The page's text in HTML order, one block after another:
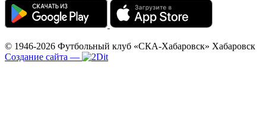
© 1946-2026 Футбольный клуб «СКА-Хабаровск» Хабаровск
Создание сайта —